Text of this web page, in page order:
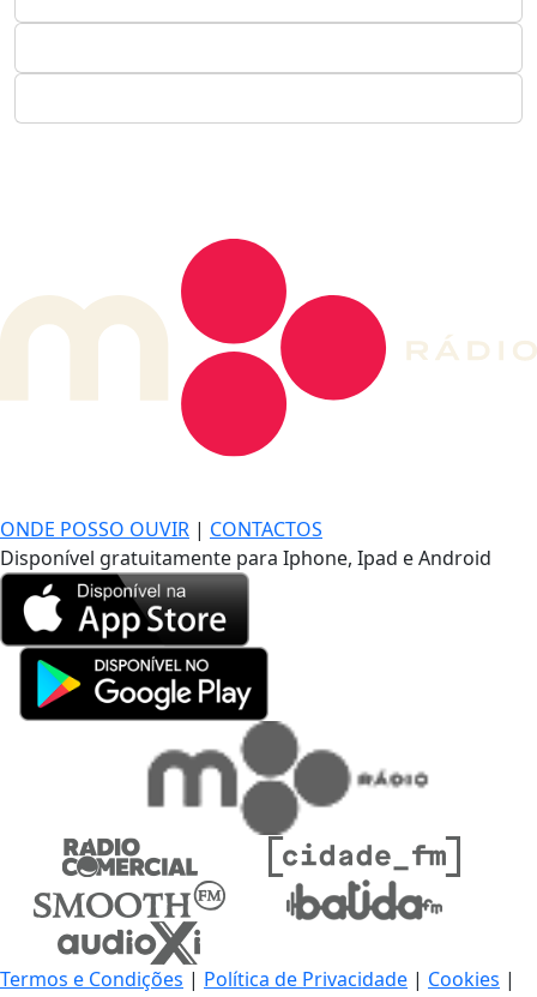
ONDE POSSO OUVIR | CONTACTOS
Disponível gratuitamente para Iphone, Ipad e Android
Termos e Condições | Política de Privacidade | Cookies |